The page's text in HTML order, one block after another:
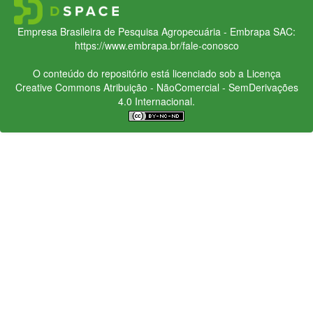
Empresa Brasileira de Pesquisa Agropecuária - Embrapa SAC:
https://www.embrapa.br/fale-conosco
O conteúdo do repositório está licenciado sob a Licença
Creative CommonsAtribuição - NãoComercial - SemDerivações
4.0 Internacional.